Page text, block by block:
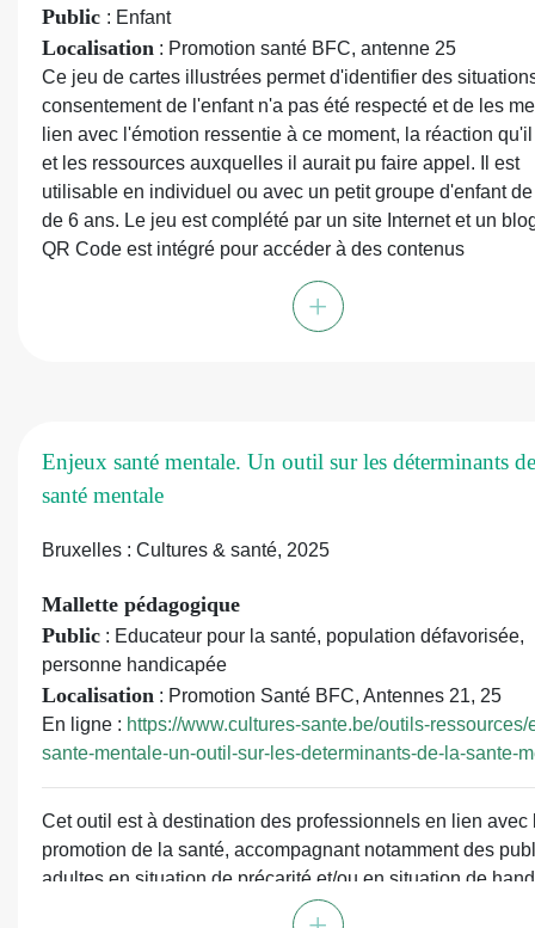
Public : Enfant
Localisation : Promotion santé BFC, antenne 25
Ce jeu de cartes illustrées permet d'identifier des
consentement de l'enfant n'a pas été respecté et de les
lien avec l'émotion ressentie à ce moment, la réaction
et les ressources auxquelles il aurait pu faire appel. Il est
utilisable en individuel ou avec un petit groupe d'enfant
de 6 ans. Le jeu est complété par un site Internet et un
QR Code est intégré pour accéder à des contenus
: 42 cartes ill. en coul. : 2 cartes recto verso
du consentement" et "Propositions d'utilisation", 10 cartes
+
Enjeux santé mentale. Un outil sur les déterminants
santé mentale
Bruxelles : Cultures & santé, 2025
Mallette pédagogique
Public : Educateur pour la santé, population défavorisée,
personne handicapée
Localisation : Promotion Santé BFC, Antennes 21, 25
En ligne : https://www.cultures-sante.be/outils-ressources/
sante-mentale-un-outil-sur-les-determinants-de-la-sante-
Cet outil est à destination des professionnels en lien avec
promotion de la santé, accompagnant notamment des
adultes en situation de précarité et/ou en situation de
psychique. Il a pour thématique les déterminants de la